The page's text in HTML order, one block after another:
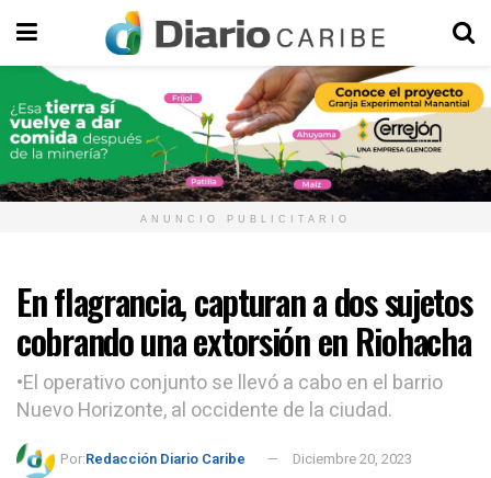
ANUNCIO PUBLICITARIO
En flagrancia, capturan a dos sujetos
cobrando una extorsión en Riohacha
•El operativo conjunto se llevó a cabo en el barrio
Nuevo Horizonte, al occidente de la ciudad.
Por:Redacción Diario Caribe
Diciembre 20, 2023